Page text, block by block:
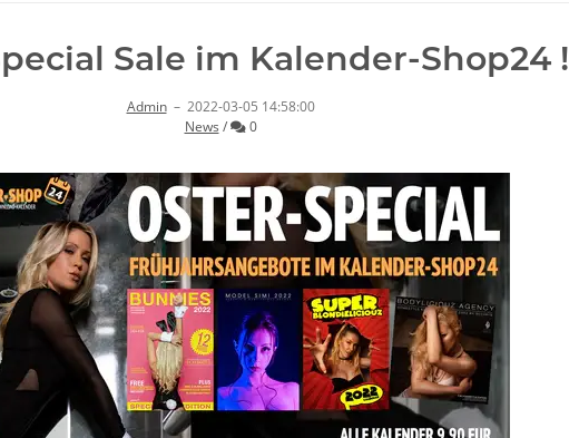
Sale im Kalender-Shop24 !
Admin– 2022-03-05 14:58:00
News / Kommentare
0